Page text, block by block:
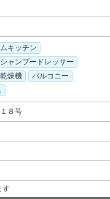
キッチン
シャンプードレッサー
燥機
バルコニー
８号
す